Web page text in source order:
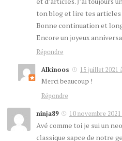
ton blog et lire tes articles
Bonne continuation et
Encore un joyeux
Répondre
Alkinoos
15 juillet 2021
Merci beaucoup !
Répondre
ninja89 10 novembre
Avé comme toi je sui un
classique sapce de notre